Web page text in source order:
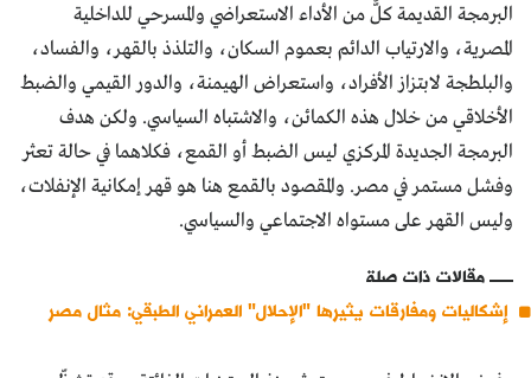
البرمجة القديمة كلٌّ من الأداء الاستعراضي والمسرحي للداخلية
المصرية، والارتياب الدائم بعموم السكان، والتلذذ بالقهر، والفساد،
والبلطجة لابتزاز الأفراد، واستعراض الهيمنة، والدور القيمي والضبط
الأخلاقي من خلال هذه الكمائن، والاشتباه السياسي. ولكن هدف
البرمجة الجديدة المركزي ليس الضبط أو القمع، فكلاهما في حالة تعثر
وفشل مستمر في مصر. والمقصود بالقمع هنا هو قهر إمكانية الإنفلات،
وليس القهر على مستواه الاجتماعي والسياسي.
مقالات ذات صلة
إشكاليات ومفارقات يثيرها "الإحلال" العمراني الطبقي: مثال مصر